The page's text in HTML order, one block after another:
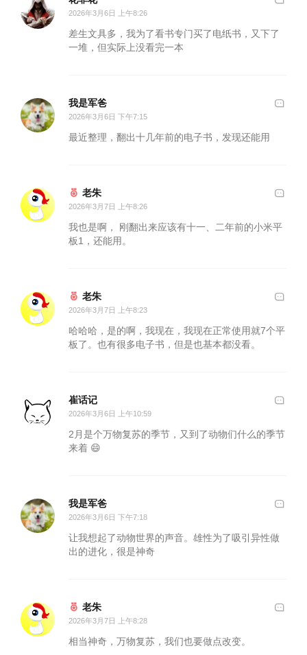
2026年3月6日 上午8:26
差生文具多，我为了看书专门买了电纸书，又下了
一堆，但实际上没看完一本
我是军爸
2026年3月6日 下午7:15
最近整理，翻出十几年前的电子书，发现还能用
老朱
2026年3月7日 上午8:26
我也是啊， 刚翻出来应该有十一、二年前的小米平
板1，还能用。
老朱
2026年3月7日 上午8:23
哈哈哈，是的啊，我现在，我现在正常使用就7个平
板了。也有很多电子书，但是也基本都没看。
崔话记
2026年3月6日 上午10:59
2月是个万物复苏的季节，又到了动物们什么的季节
来着 😄
我是军爸
2026年3月6日 下午7:18
让我想起了动物世界的声音。雄性为了吸引异性做
出的进化，很是神奇
老朱
2026年3月7日 上午8:28
相当神奇，万物复苏，我们也要做点改变。